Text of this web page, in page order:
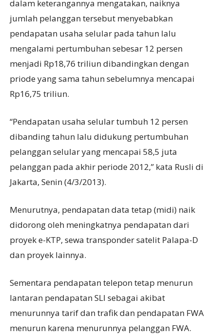
dalam keterangannya mengatakan, naiknya
jumlah pelanggan tersebut menyebabkan
pendapatan usaha selular pada tahun lalu
mengalami pertumbuhan sebesar 12 persen
menjadi Rp18,76 triliun dibandingkan dengan
priode yang sama tahun sebelumnya mencapai
Rp16,75 triliun.
“Pendapatan usaha selular tumbuh 12 persen
dibanding tahun lalu didukung pertumbuhan
pelanggan selular yang mencapai 58,5 juta
pelanggan pada akhir periode 2012,” kata Rusli di
Jakarta, Senin (4/3/2013).
Menurutnya, pendapatan data tetap (midi) naik
didorong oleh meningkatnya pendapatan dari
proyek e-KTP, sewa transponder satelit Palapa-D
dan proyek lainnya.
Sementara pendapatan telepon tetap menurun
lantaran pendapatan SLI sebagai akibat
menurunnya tarif dan trafik dan pendapatan FWA
menurun karena menurunnya pelanggan FWA.